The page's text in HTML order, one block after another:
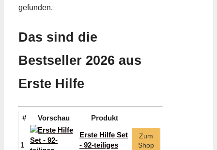
gefunden.
Das sind die
Bestseller 2026 aus
Erste Hilfe
# Vorschau Produkt
1
Erste Hilfe Set
- 92-teiliges
Zum
Shop